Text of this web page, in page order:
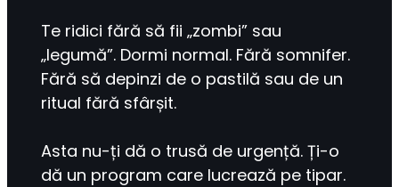
Te ridici fără să fii „zombi” sau
„legumă”. Dormi normal. Fără somnifer.
Fără să depinzi de o pastilă sau de un
ritual fără sfârșit.
Asta nu-ți dă o trusă de urgență. Ți-o
dă un program care lucrează pe tipar.